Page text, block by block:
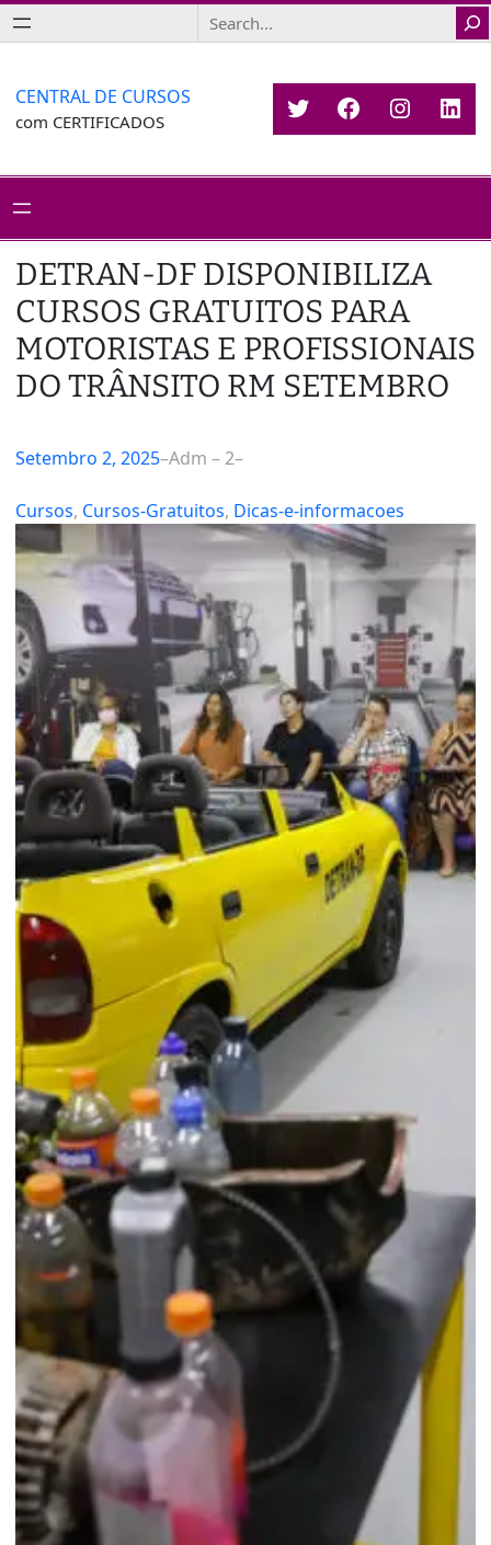
Saltar
para
conteúdo
Search
CENTRAL DE CURSOS
com CERTIFICADOS TwitterFacebook
DETRAN-DF DISPONIBILIZA
CURSOS GRATUITOS PARA
MOTORISTAS E PROFISSIONAIS
DO TRÂNSITO RM SETEMBRO
Setembro 2, 2025–Adm – 2–
Cursos, Cursos-Gratuitos, Dicas-e-informacoes